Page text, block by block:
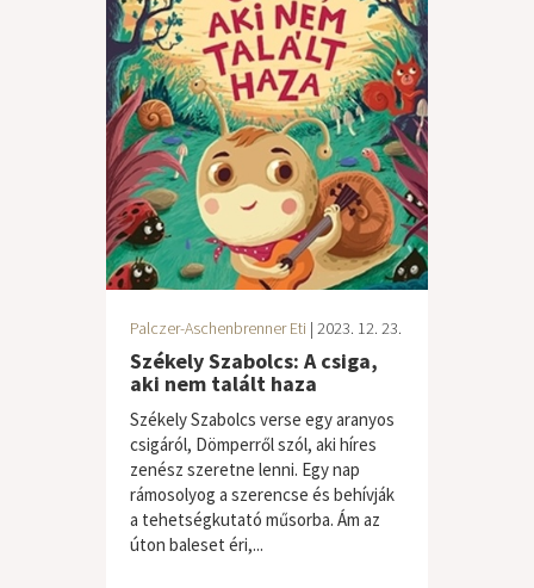
Palczer-Aschenbrenner Eti | 2023. 12. 23.
Székely Szabolcs: A csiga,
aki nem talált haza
Székely Szabolcs verse egy aranyos
csigáról, Dömperről szól, aki híres
zenész szeretne lenni. Egy nap
rámosolyog a szerencse és behívják
a tehetségkutató műsorba. Ám az
úton baleset éri,...